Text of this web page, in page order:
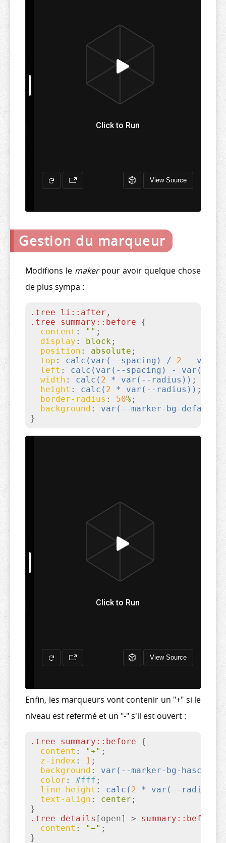
Gestion du marqueur
Modifions le makerpour avoir quelque chose
de plus sympa :
.tree li ::after
.tree
summary ::before
{
content : "" ;
display : block ;
position : absolute ;
top : calc( var(--spacing) / 2 -
left : calc( var(--spacing) - var(--
width : calc( 2 * var(--radius) ) ;
height : calc( 2 * var(--radius) ) ;
border-radius : 50%;
background :
var(--marker-bg-default)
}
Enfin, les marqueurs vont contenir un "+" si le
niveau est refermé et un "-" s'il est ouvert :
.tree summary ::before
{
content : "+" ;
z-index : 1 ;
background :
var(--marker-bg-
color : #fff ;
line-height : calc( 2 * var(--radius))
text-align : center
}
.tree
details [open] > summary ::before
content : "−"
}